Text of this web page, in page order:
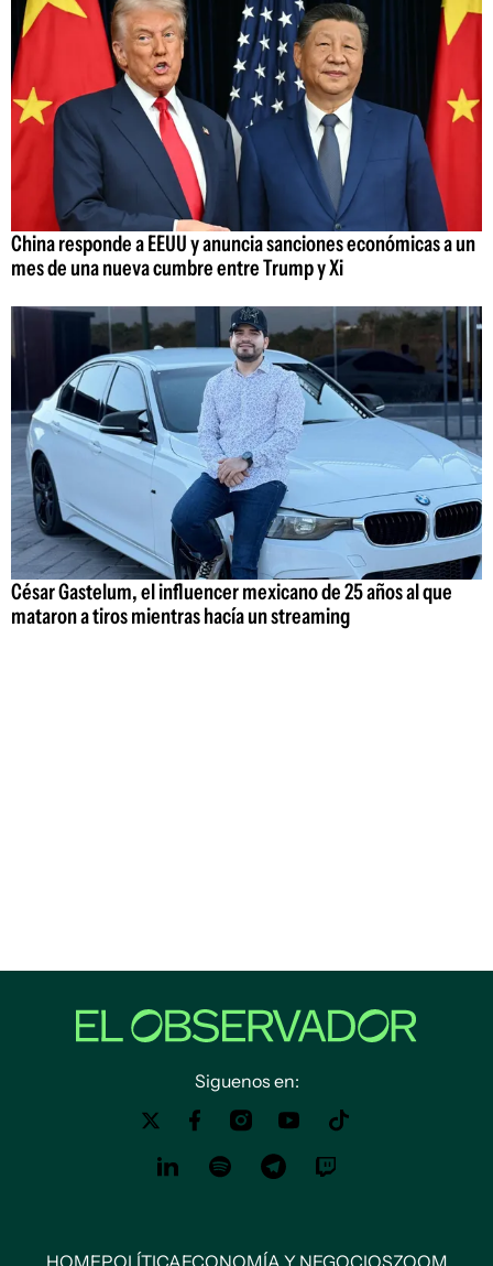
China responde a EEUU y anuncia sanciones económicas a un
mes de una nueva cumbre entre Trump y Xi
César Gastelum, el influencer mexicano de 25 años al que
mataron a tiros mientras hacía un streaming
Siguenos en: